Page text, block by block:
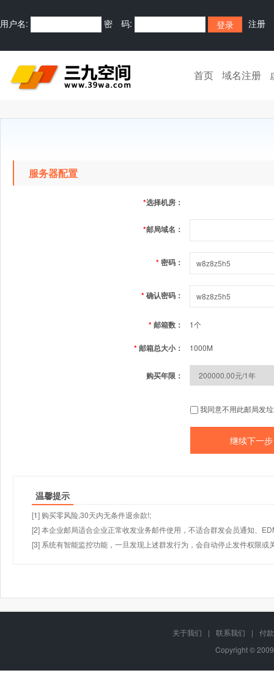
用户名: 密 码: 注册
首页 域名注册
服务器配置
*选择机房：
*邮局域名：
*密码：
*确认密码：
*邮箱数： 1个
*邮箱总大小： 1000M
购买年限：
我同意不用此邮局发
温馨提示
[1] 购买零风险,30天内无条件退余款!;
[2] 本企业邮局适合企业正常收发业务邮件使用，不适合群发会员通知、
[3] 系统有智能监控功能，一旦发现上述群发行为，会自动停止发件权限或
关于我们 | 联系我们 |
付
Copyright ©